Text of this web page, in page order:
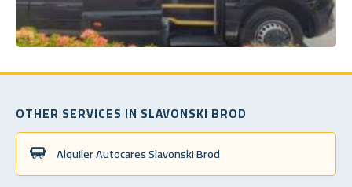
OTHER SERVICES IN SLAVONSKI BROD
Alquiler Autocares Slavonski Brod